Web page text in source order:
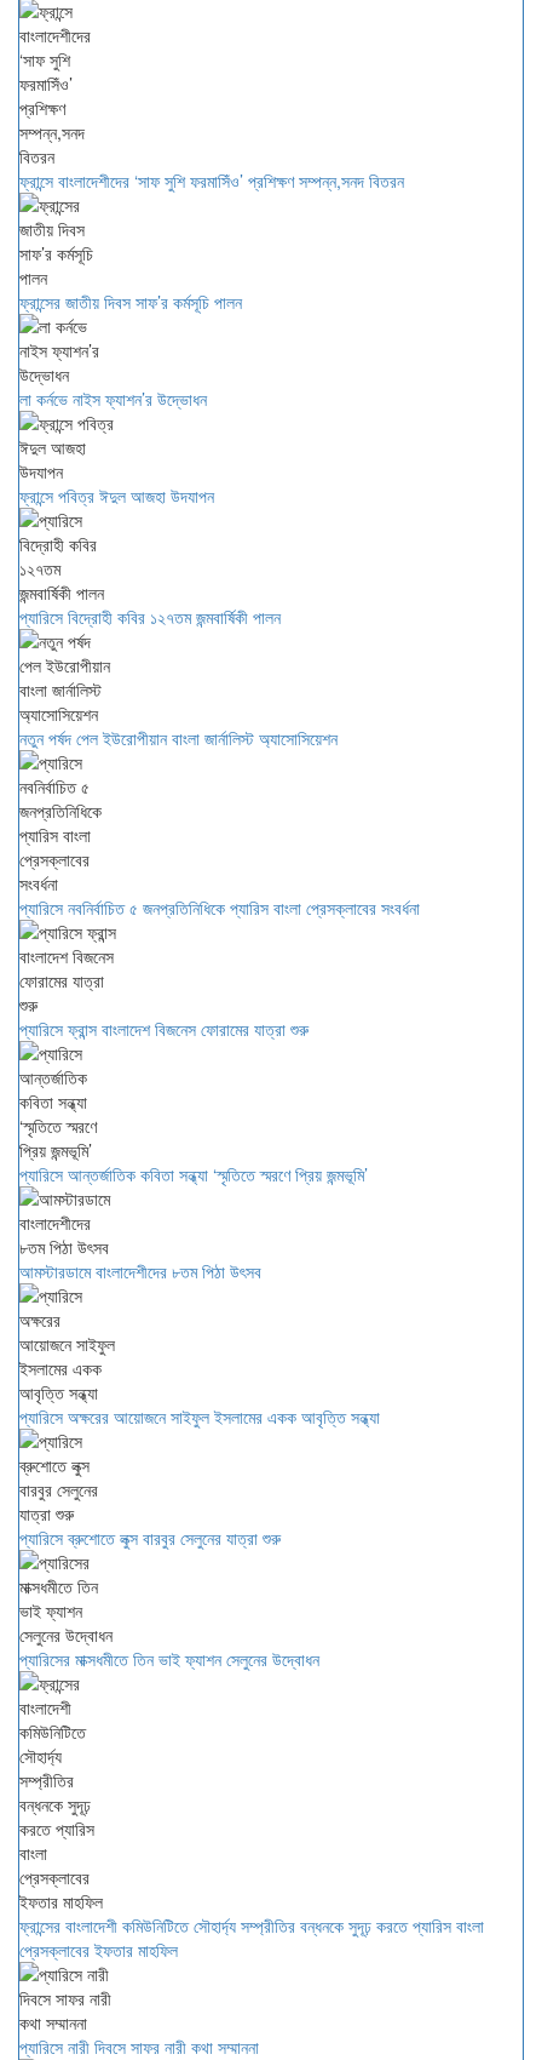
ফ্রান্সে বাংলাদেশীদের ‘সাফ সুশি ফরমাসিঁও’ প্রশিক্ষণ সম্পন্ন,সনদ বিতরন
ফ্রান্সের জাতীয় দিবস সাফ’র কর্মসূচি পালন
লা কর্নভে নাইস ফ্যাশন’র উদ্ভোধন
ফ্রান্সে পবিত্র ঈদুল আজহা উদযাপন
প্যারিসে বিদ্রোহী কবির ১২৭তম জন্মবার্ষিকী পালন
নতুন পর্ষদ পেল ইউরোপীয়ান বাংলা জার্নালিস্ট অ্যাসোসিয়েশন
প্যারিসে নবনির্বাচিত ৫ জনপ্রতিনিধিকে প্যারিস বাংলা প্রেসক্লাবের সংবর্ধনা
প্যারিসে ফ্রান্স বাংলাদেশ বিজনেস ফোরামের যাত্রা শুরু
প্যারিসে আন্তর্জাতিক কবিতা সন্ধ্যা ‘স্মৃতিতে স্মরণে প্রিয় জন্মভূমি’
আমস্টারডামে বাংলাদেশীদের ৮তম পিঠা উৎসব
প্যারিসে অক্ষরের আয়োজনে সাইফুল ইসলামের একক আবৃত্তি সন্ধ্যা
প্যারিসে ব্রুশোতে লুক্স বারবুর সেলুনের যাত্রা শুরু
প্যারিসের মাক্সধমীতে তিন ভাই ফ্যাশন সেলুনের উদ্বোধন
ফ্রান্সের বাংলাদেশী কমিউনিটিতে সৌহার্দ্য সম্প্রীতির বন্ধনকে সুদূঢ় করতে প্যারিস বাংলা
প্রেসক্লাবের ইফতার মাহফিল
প্যারিসে নারী দিবসে সাফর নারী কথা সম্মাননা